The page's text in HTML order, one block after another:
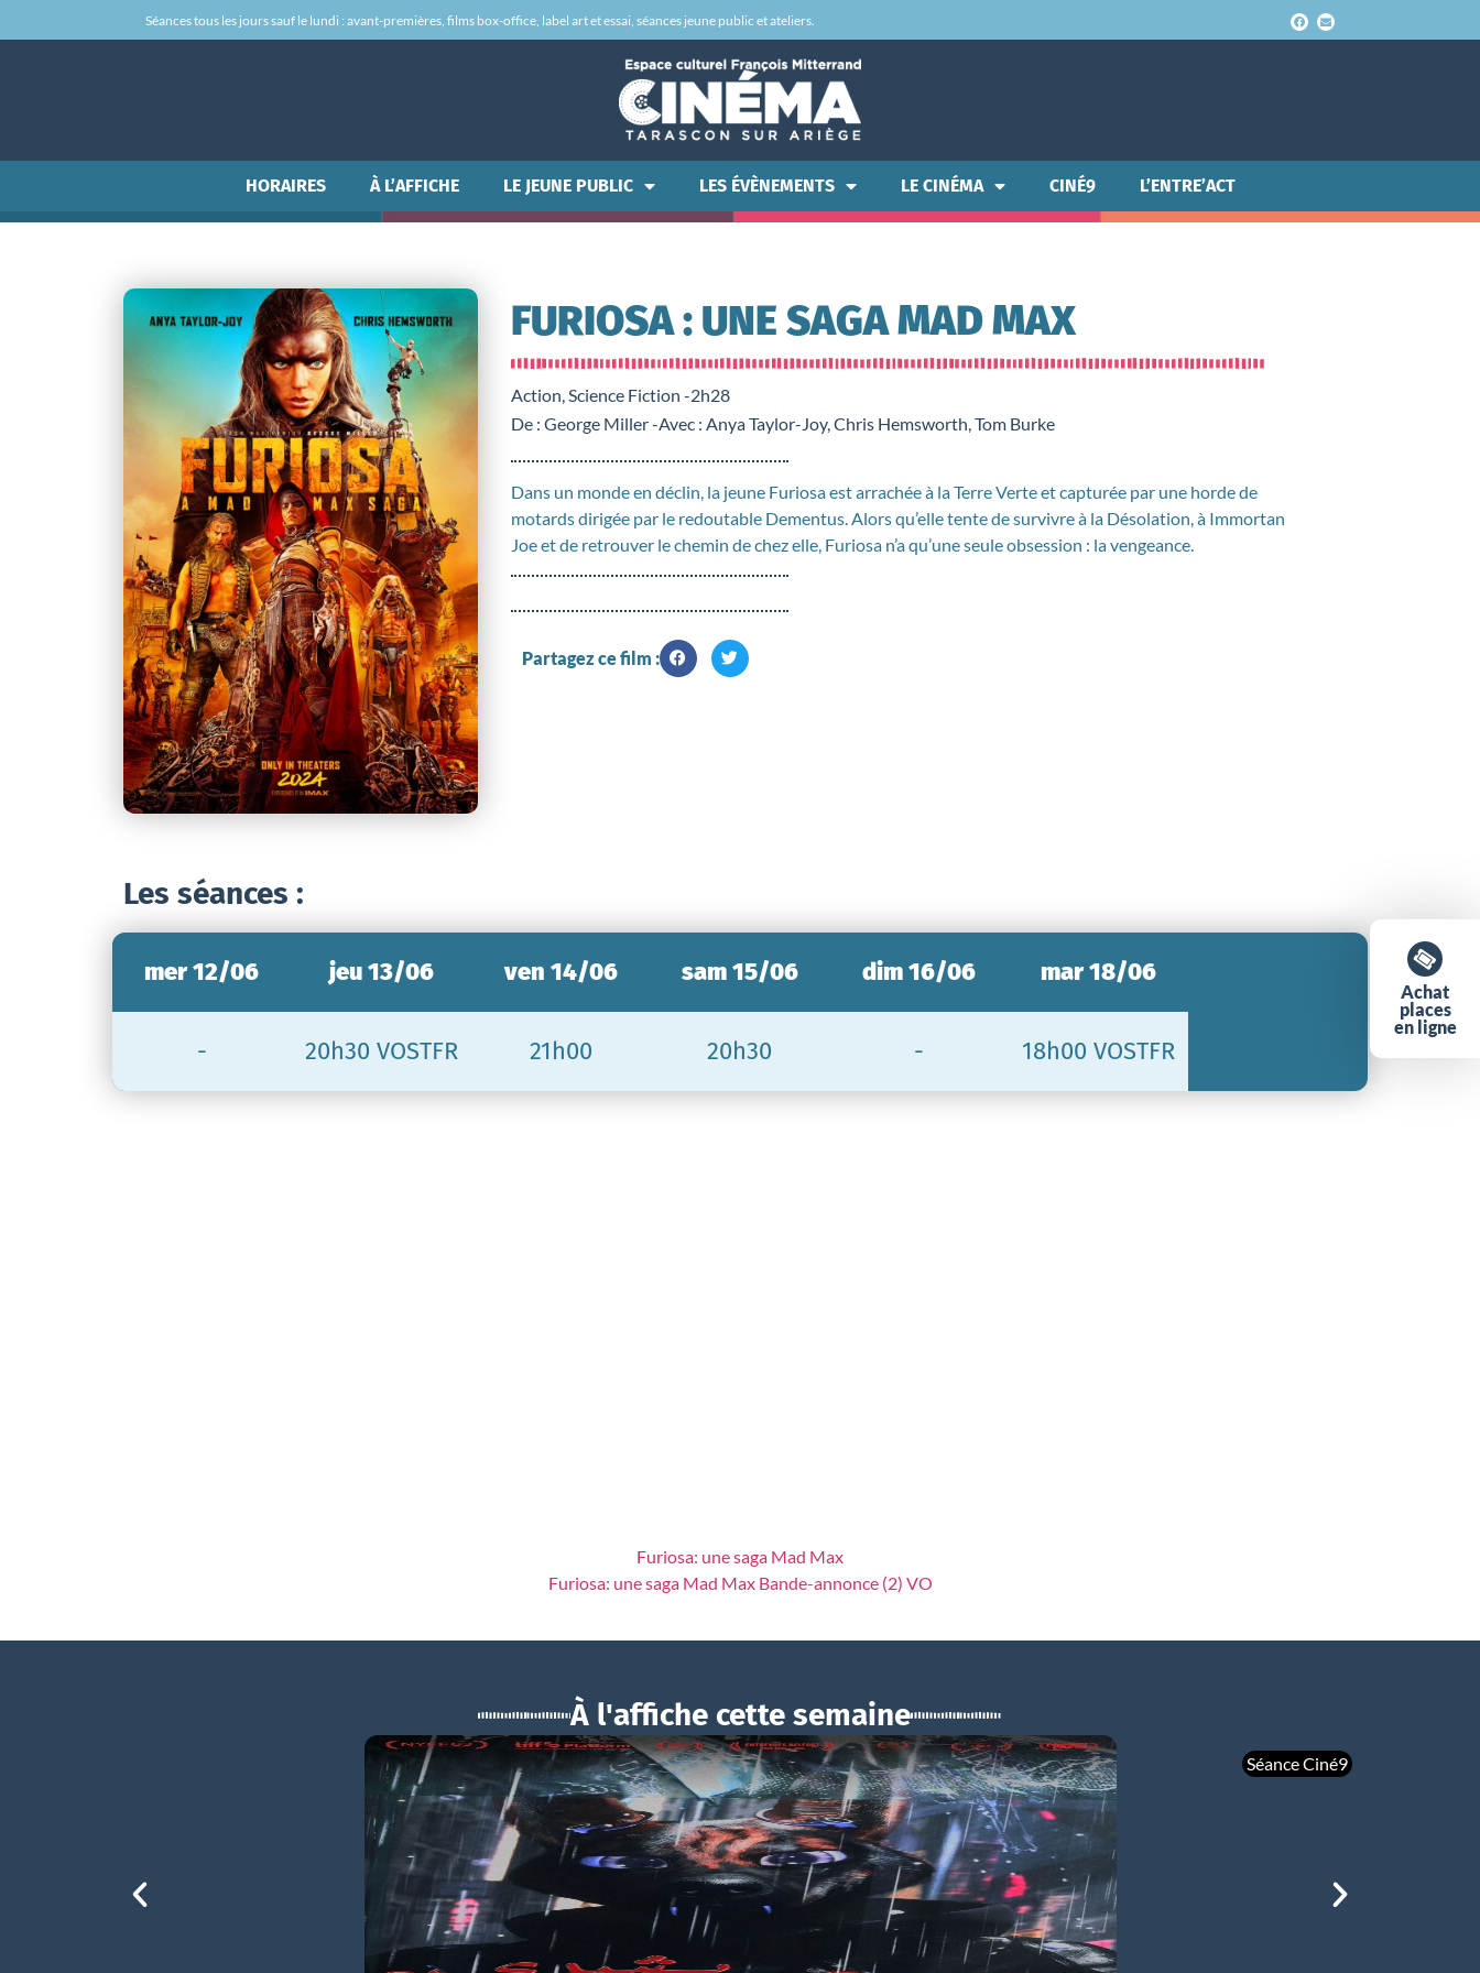
Séances tous les jours sauf le lundi : avant-premières, films box-office, label art et essai, séances jeune public et ateliers.
HORAIRES À L’AFFICHE LE JEUNE PUBLIC LES ÉVÈNEMENTS LE CINÉMA CINÉ9 L’ENTRE’ACT
FURIOSA : UNE SAGA MAD MAX
Action, Science Fiction -2h28
De : George Miller -Avec : Anya Taylor-Joy, Chris Hemsworth, Tom Burke
Dans un monde en déclin, la jeune Furiosa est arrachée à la Terre Verte et capturée par une horde de
motards dirigée par le redoutable Dementus. Alors qu’elle tente de survivre à la Désolation, à Immortan
Joe et de retrouver le chemin de chez elle, Furiosa n’a qu’une seule obsession : la vengeance.
Partagez ce film :
Les séances :
Achat
places
en ligne
mer 12/06
-
jeu 13/06
20h30 VOSTFR
ven 14/06
21h00
sam 15/06
20h30
dim 16/06
-
mar 18/06
18h00 VOSTFR
Furiosa: une saga Mad Max
Furiosa: une saga Mad Max Bande-annonce (2) VO
À l'affiche cette semaine
Séance Ciné9
BOUCHRA
mer 05/08
21h00